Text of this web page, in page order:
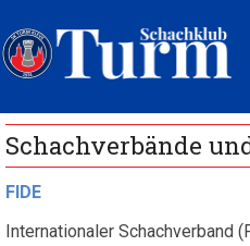
Schachverbände
FIDE
Internationaler Schachverband